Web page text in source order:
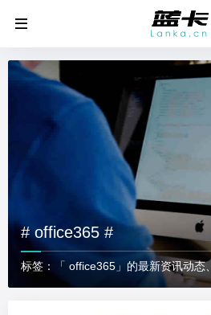
# office365 #
标签：「 office365」的最新资讯动态